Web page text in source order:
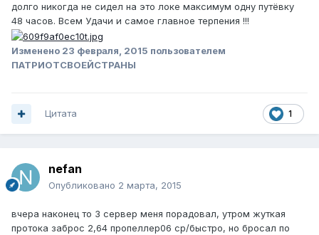
долго никогда не сидел на это локе максимум одну путёвку
48 часов. Всем Удачи и самое главное терпения !!!
Изменено 23 февраля, 2015 пользователем
ПАТРИОТСВОЕЙСТРАНЫ
1
Цитата
nefan
Опубликовано 2 марта, 2015
вчера наконец то 3 сервер меня порадовал, утром жуткая
протока заброс 2,64 пропеллер06 ср/быстро, но бросал по